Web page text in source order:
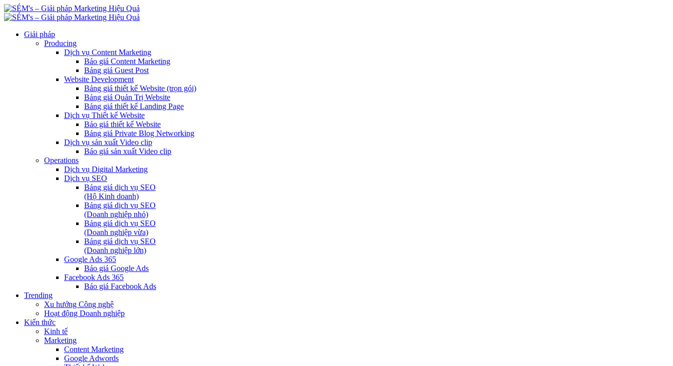
Giải pháp
Producing
Dịch vụ Content Marketing
Báo giá Content Marketing
Bảng giá Guest Post
Website Development
Bảng giá thiết kế Website (trọn gói)
Bảng giá Quản Trị Website
Bảng giá thiết kế Landing Page
Dịch vụ Thiết kế Website
Báo giá thiết kế Website
Bảng giá Private Blog Networking
Dịch vụ sản xuất Video clip
Báo giá sản xuất Video clip
Operations
Dịch vụ Digital Marketing
Dịch vụ SEO
Bảng giá dịch vụ SEO
(Hộ Kinh doanh)
Bảng giá dịch vụ SEO
(Doanh nghiệp nhỏ)
Bảng giá dịch vụ SEO
(Doanh nghiệp vừa)
Bảng giá dịch vụ SEO
(Doanh nghiệp lớn)
Google Ads 365
Báo giá Google Ads
Facebook Ads 365
Báo giá Facebook Ads
Trending
Xu hướng Công nghệ
Hoạt động Doanh nghiệp
Kiến thức
Kinh tế
Marketing
Content Marketing
Google Adwords